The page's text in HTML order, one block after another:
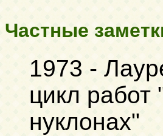
Частные
1973 -
цикл
нуклонах"